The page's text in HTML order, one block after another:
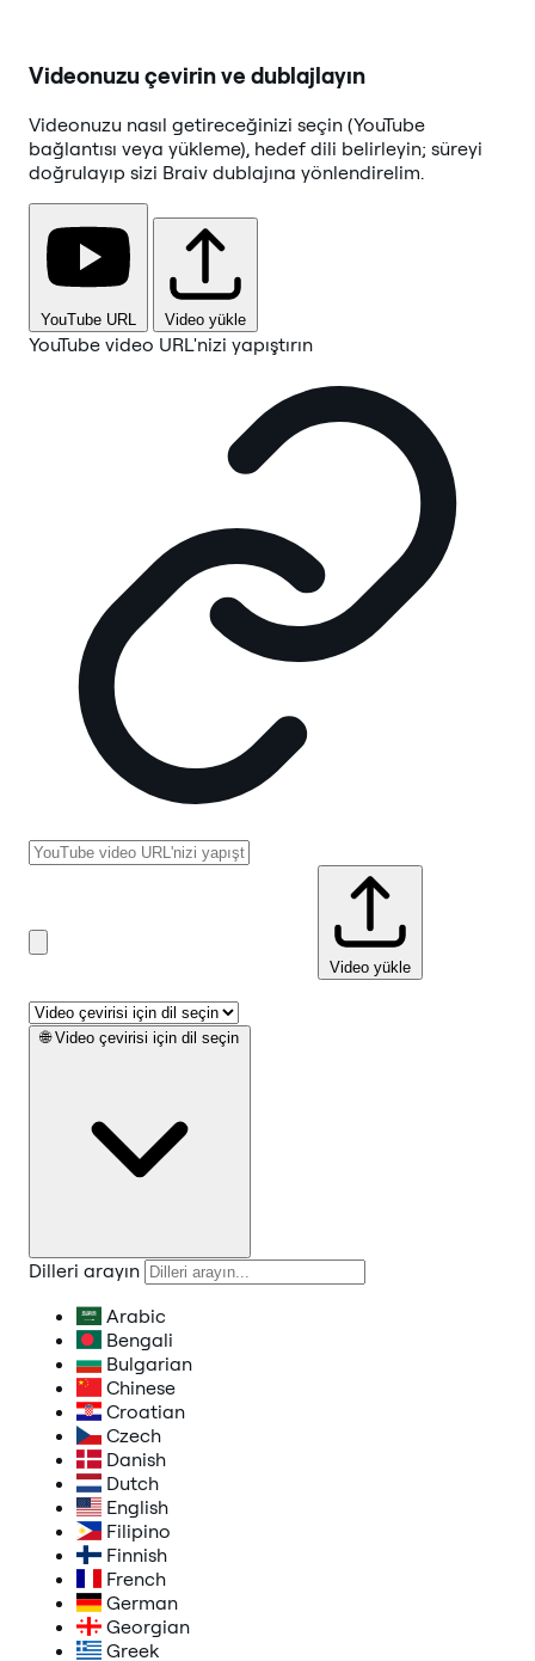
Videonuzu çevirin ve dublajlayın
Videonuzu nasıl getireceğinizi seçin (YouTube
bağlantısı veya yükleme), hedef dili belirleyin; süreyi
doğrulayıp sizi Braiv dublajına yönlendirelim.
YouTube URL Video yükle
YouTube video URL'nizi yapıştırın
Video yükle
🌐 Video çevirisi için dil seçin
Dilleri arayın
Arabic
Bengali
Bulgarian
Chinese
Croatian
Czech
Danish
Dutch
English
Filipino
Finnish
French
German
Georgian
Greek